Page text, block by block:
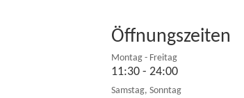
Öffnungszeiten
Montag - Freitag
11:30 - 24:00
Samstag, Sonntag